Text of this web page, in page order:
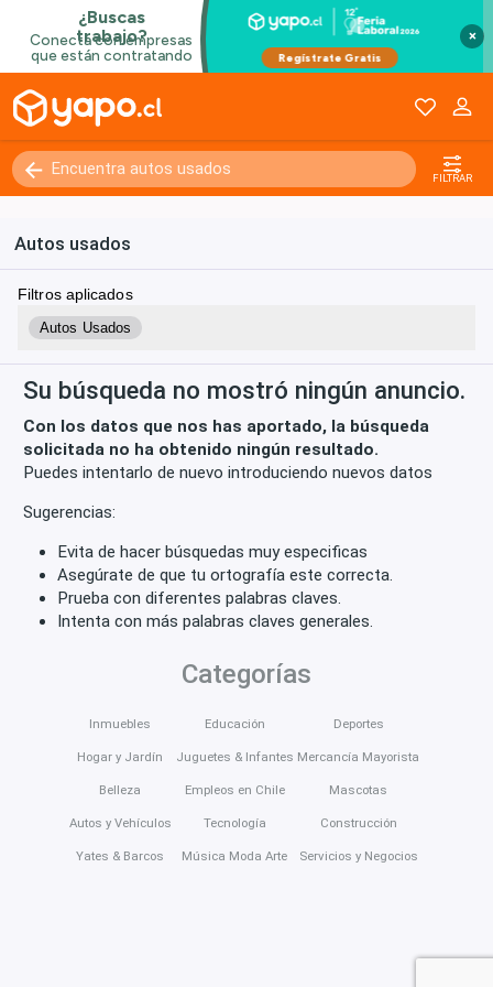
×
FILTRAR
Autos usados
Filtros aplicados
Autos Usados
Su búsqueda no mostró ningún anuncio.
Con los datos que nos has aportado, la búsqueda
solicitada no ha obtenido ningún resultado.
Puedes intentarlo de nuevo introduciendo nuevos datos
Sugerencias:
Evita de hacer búsquedas muy especificas
Asegúrate de que tu ortografía este correcta.
Prueba con diferentes palabras claves.
Intenta con más palabras claves generales.
Categorías
Inmuebles
Hogar y Jardín
Belleza
Autos y Vehículos
Yates & Barcos
Educación
Juguetes & Infantes
Empleos en Chile
Tecnología
Música Moda Arte
Deportes
Mercancía Mayorista
Mascotas
Construcción
Servicios y Negocios
Kilómetros 0 - 250000+